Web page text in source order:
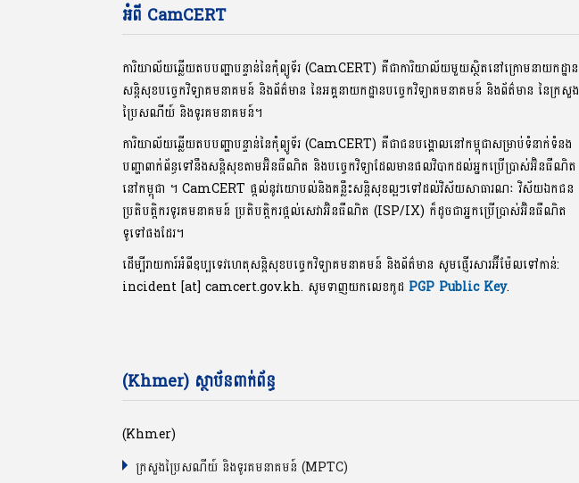
អំពី CamCERT
ការិយាល័យឆ្លើយតបបញ្ហាបន្ទាន់នៃកុំព្យូទ័រ (CamCERT) គឺជាការិយាល័យមួយស្ថិតនៅក្រោមនាយកដ្ឋាន
សន្តិសុខបច្ចេកវិទ្យាគមនាគមន៍ និងព័ត៌មាន នៃអគ្គនាយកដ្ឋានបច្ចេកវិទ្យាគមនាគមន៍ និងព័ត៌មាន នៃក្រសួង
ប្រៃសណីយ៍ និងទូរគមនាគមន៍។
ការិយាល័យឆ្លើយតបបញ្ហាបន្ទាន់នៃកុំព្យូទ័រ (CamCERT) គឺជាជនបង្គោលនៅកម្ពុជាសម្រាប់ទំនាក់ទំនង
បញ្ហាពាក់ព័ន្ធទៅនឹងសន្តិសុខតាមអ៊ិនធឺណិត និងបច្ចេកវិទ្យាដែលមានផលវិបាកដល់អ្នកប្រើប្រាស់អ៊ិនធឺណិត
នៅកម្ពុជា ។ CamCERT ផ្តល់នូវយោបល់និងគន្លឹះសន្តិសុខល្អៗទៅដល់វិស័យសាធារណៈ វិស័យឯកជន
ប្រតិបត្តិករទូរគមនាគមន៍ ប្រតិបត្តិករផ្តល់សេវាអ៊ិនធឺណិត (ISP/IX) ក៏ដូចជាអ្នកប្រើប្រាស់អ៊ិនធឺណិត
ទូទៅផងដែរ។
ដើម្បីរាយការ៍អំពីឧប្បទេវហេតុសន្តិសុខបច្ចេកវិទ្យាគមនាគមន៍ និងព័ត៌មាន សូមផ្ញើរសារអ៊ីម៉ែលទៅកាន់:
incident [at] camcert.gov.kh. សូមទាញយកលេខកូដ PGP Public Key.
(Khmer) ស្ថាប័នពាក់ព័ន្ធ
(Khmer)
ក្រសួងប្រៃសណីយ៍ និងទូរគមនាគមន៍ (MPTC)